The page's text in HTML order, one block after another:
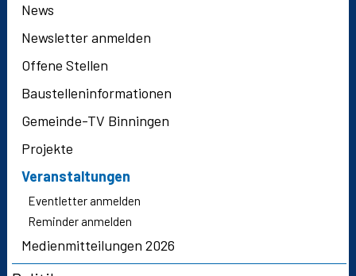
News
Newsletter anmelden
Offene Stellen
Baustelleninformationen
Gemeinde-TV Binningen
Projekte
Veranstaltungen
Eventletter anmelden
Reminder anmelden
Medienmitteilungen 2026